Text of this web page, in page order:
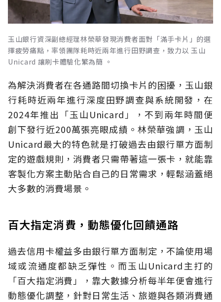
玉山銀行資深副總經理林榮華發現消費者面對「滿手卡片」的選
擇疲勞痛點，率領團隊耗時近兩年進行田野調查，致力以 玉山
Unicard 讓刷卡體驗化繁為簡 。
為解決消費者在各通路間切換卡片的困擾，玉山銀
行耗時近兩年進行深度田野調查與系統開發，在
2024年推出「玉山Unicard」，不到兩年時間便
創下發行近200萬張亮眼成績。林榮華強調，玉山
Unicard最大的特色就是打破過去由銀行單方面制
定的遊戲規則，消費者只需帶著這一張卡，就能靠
客製化方案主動貼合自己的日常需求，輕鬆涵蓋絕
大多數的消費場景。
百大指定消費，動態優化回饋通路
過去信用卡權益多由銀行單方面制定，不論使用場
域或流通度都缺乏彈性。而玉山Unicard主打的
「百大指定消費」，靠大數據分析每半年便會進行
動態優化調整，針對日常生活、旅遊與各類消費通